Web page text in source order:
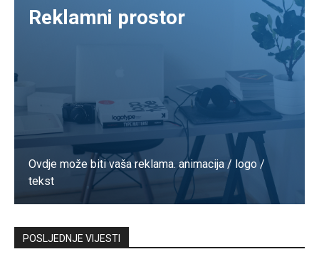
Reklamni prostor
Ovdje može biti vaša reklama. animacija / logo /
tekst
Kontaktirajte nas
POSLJEDNJE VIJESTI